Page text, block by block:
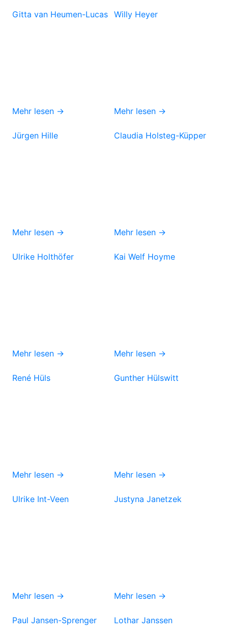
Gitta van Heumen-Lucas
Mehr lesen →
Willy Heyer
Mehr lesen →
Jürgen Hille
Mehr lesen →
Claudia Holsteg-Küpper
Mehr lesen →
Ulrike Holthöfer
Mehr lesen →
Kai Welf Hoyme
Mehr lesen →
René Hüls
Mehr lesen →
Gunther Hülswitt
Mehr lesen →
Ulrike Int-Veen
Mehr lesen →
Justyna Janetzek
Mehr lesen →
Paul Jansen-Sprenger Lothar Janssen